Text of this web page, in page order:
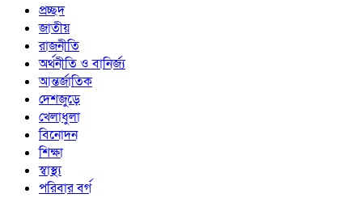
প্রচ্ছদ
জাতীয়
রাজনীতি
অর্থনীতি ও বানির্জ্য
আন্তর্জাতিক
দেশজুড়ে
খেলাধুলা
বিনোদন
শিক্ষা
স্বাস্থ্য
পরিবার বর্গ